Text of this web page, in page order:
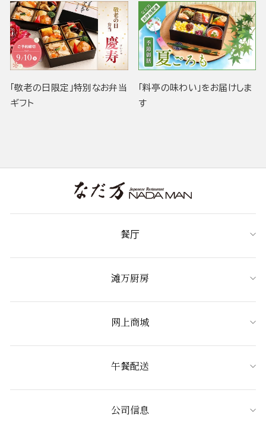
「敬老の日限定」特別なお弁当
ギフト
「料亭の味わい」をお届けしま
す
餐厅
滩万厨房
网上商城
午餐配送
公司信息